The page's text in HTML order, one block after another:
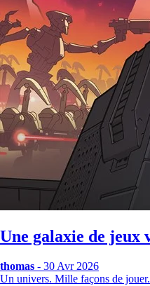
Une galaxie de jeux
thomas - 30 Avr 2026
Un univers. Mille façons de